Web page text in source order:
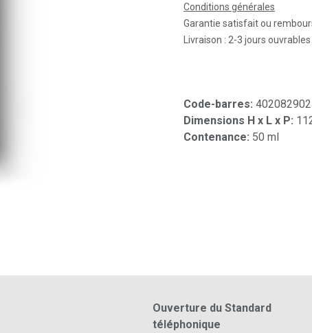
Conditions générales
Garantie satisfait ou
Livraison : 2-3 jours ouvrables
Code-barres:
Dimensions H x L x P:
Contenance: 50 ml
Ouverture du Standard
téléphonique